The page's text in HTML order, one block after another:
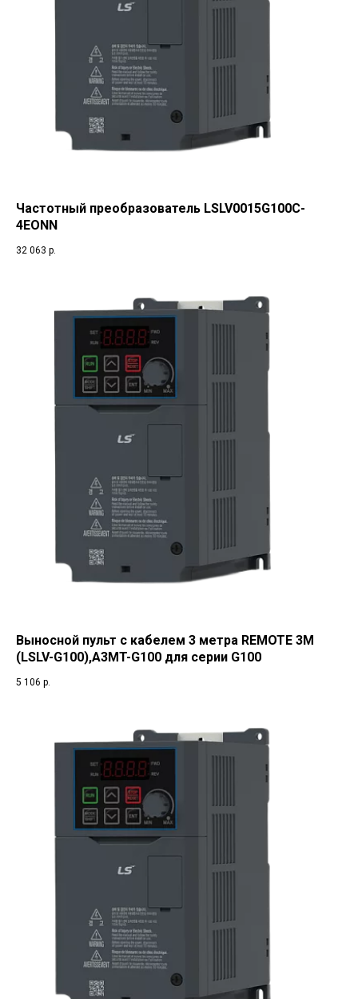
Частотный преобразователь LSLV0015G100C-
4EONN
32 063 р.
Выносной пульт с кабелем 3 метра REMOTE 3M
(LSLV-G100),A3MT-G100 для серии G100
5 106 р.